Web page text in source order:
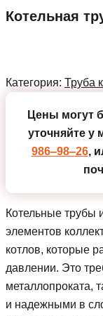
Котельная
Категория: Труба
Цены могут
уточняйте у
986‒98‒26,
Котельные трубы
элементов
котлов, которые
давлении. Это
металлопроката,
и надежными в